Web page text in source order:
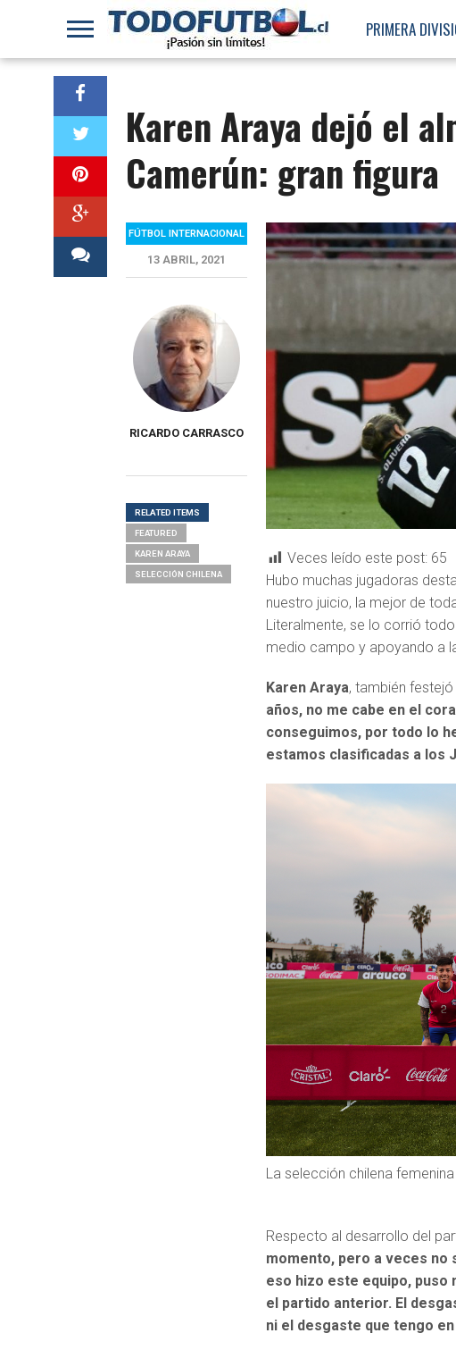
PRIMERA
Karen Araya dejó el
Camerún: gran figura
Veces leído este post: 65
Hubo muchas jugadoras
nuestro juicio, la mejor de
Literalmente, se lo corrió
medio campo y apoyando a
Karen Araya, también
años, no me cabe en el
conseguimos, por todo lo
estamos clasificadas a los
La selección chilena
Respecto al desarrollo del
momento, pero a veces no
eso hizo este equipo, puso
el partido anterior. El
ni el desgaste que tengo
FÚTBOL INTERNACIONAL
13 ABRIL, 2021
RICARDO CARRASCO
RELATED ITEMS
FEATURED
KAREN ARAYA
SELECCIÓN CHILENA